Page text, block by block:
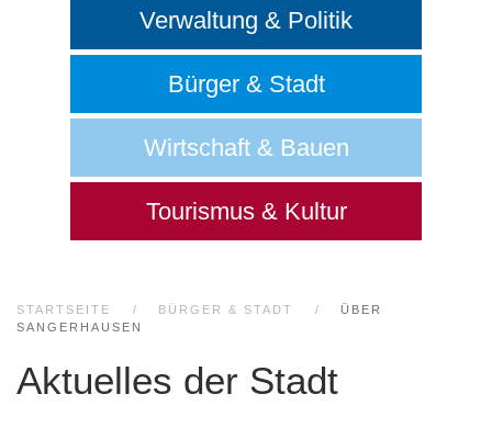
Verwaltung & Politik
Bürger & Stadt
Wirtschaft & Bauen
Tourismus & Kultur
STARTSEITE BÜRGER & STADT
ÜBER
SANGERHAUSEN
Aktuelles der Stadt